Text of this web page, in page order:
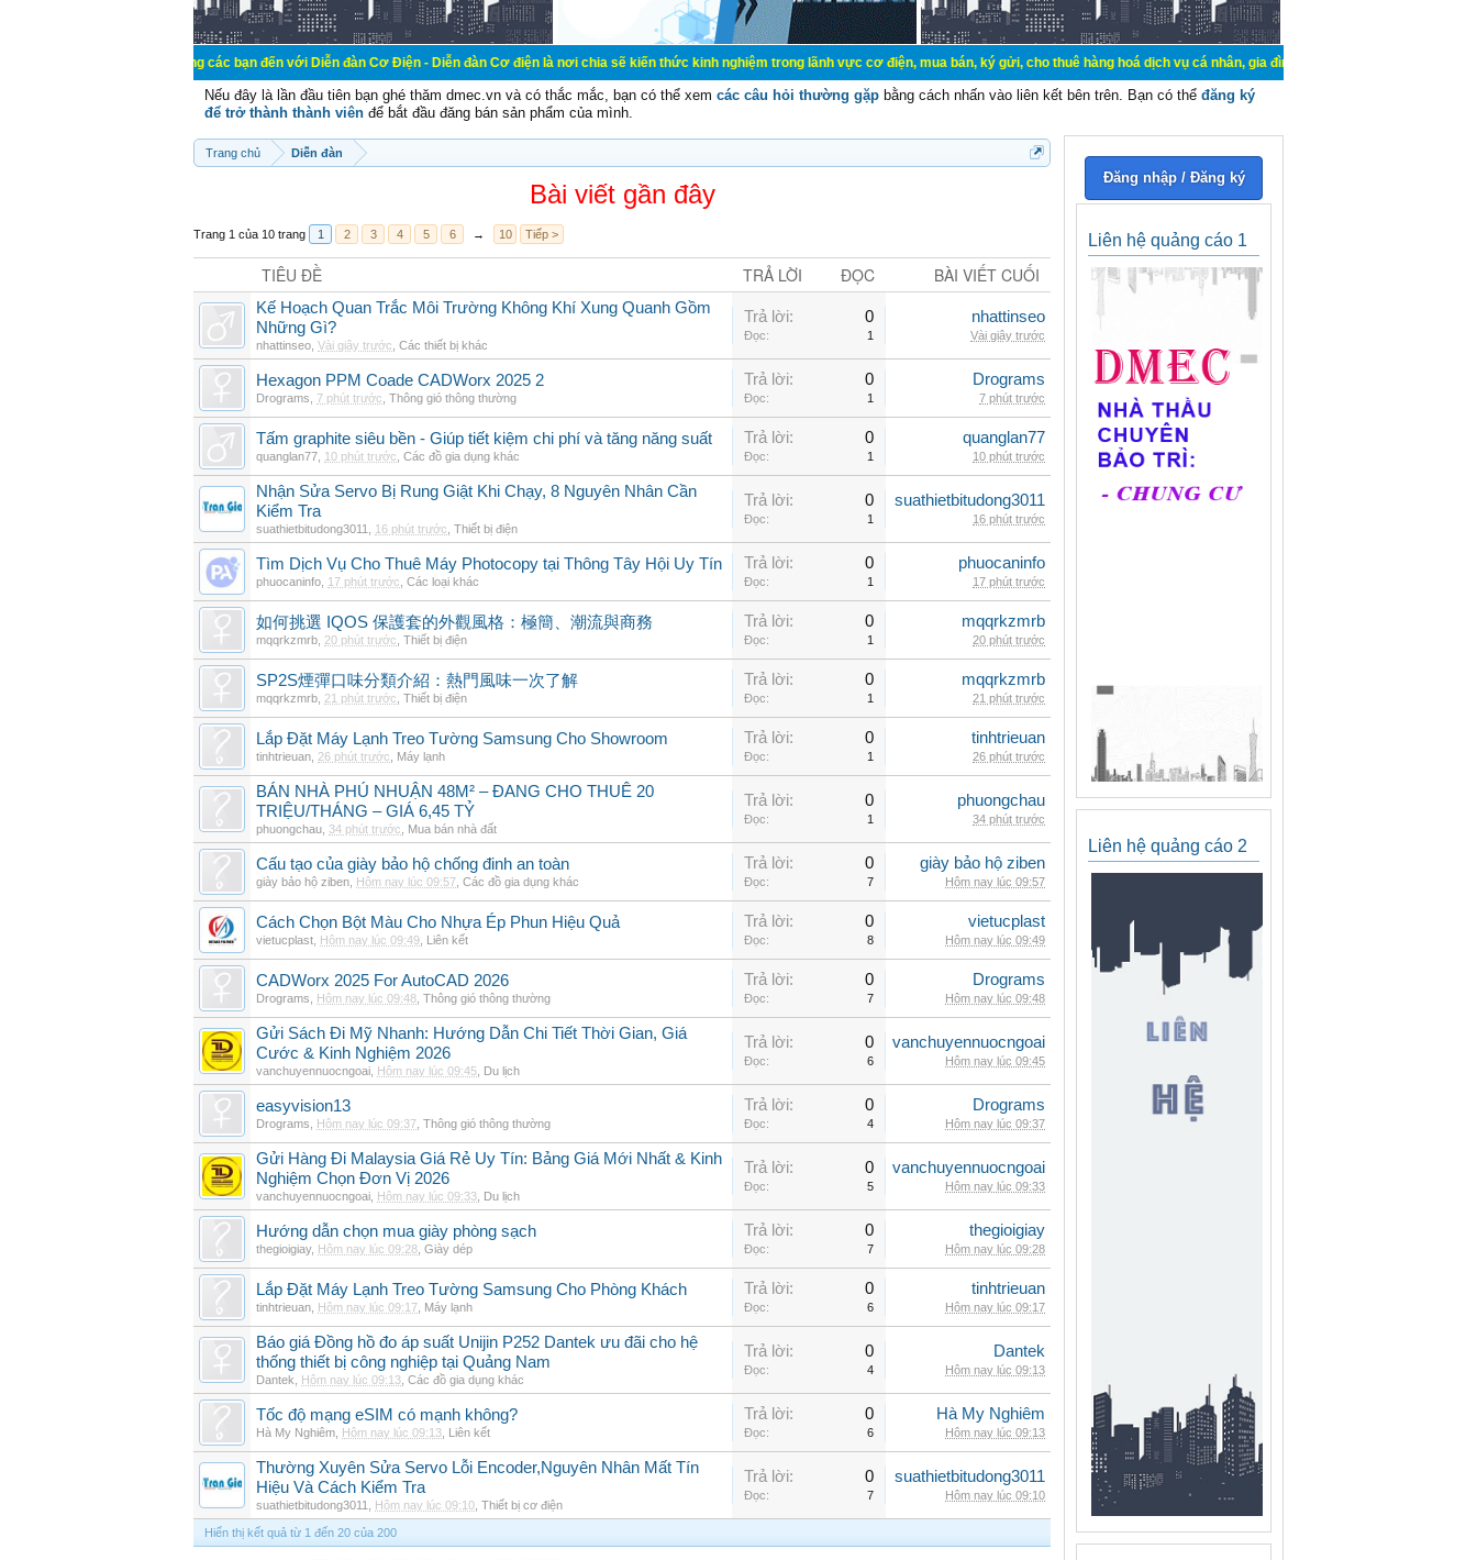
Chào mừng các bạn đến với Diễn đàn Cơ Điện - Diễn đàn Cơ điện là nơi chia sẽ kiến thức kinh nghiệm trong lãnh vực cơ điện, mua bán, ký gửi, cho thuê hàng hoá dịch vụ cá nhân, gia đình. Mua bán, ký gửi, cho thuê thiết bị
Nếu đây là lần đầu tiên bạn ghé thăm dmec.vn và có thắc mắc, bạn có thể xem các câu hỏi thường gặp bằng cách nhấn vào liên kết bên trên. Bạn có thể đăng ký
để trở thành thành viên để bắt đầu đăng bán sản phẩm của mình.
Trang chủ Diễn đàn
Bài viết gần đây
Trang 1 của 10 trang 1 2 3 4 5 6 → 10 Tiếp >
TIÊU ĐỀ TRẢ LỜI ĐỌC BÀI VIẾT CUỐI
Kế Hoạch Quan Trắc Môi Trường Không Khí Xung Quanh Gồm
Những Gì?
nhattinseo Vài giây trước Các thiết bị khác
Trả lời: 0
Đọc: 1
nhattinseo
Vài giây trước
Hexagon PPM Coade CADWorx 2025 2
Drograms 7 phút trước Thông gió thông thường
Trả lời: 0
Đọc: 1
Drograms
7 phút trước
Tấm graphite siêu bền - Giúp tiết kiệm chi phí và tăng năng suất
quanglan77 10 phút trước Các đồ gia dụng khác
Trả lời: 0
Đọc: 1
quanglan77
10 phút trước
Nhận Sửa Servo Bị Rung Giật Khi Chạy, 8 Nguyên Nhân Cần
Kiểm Tra
suathietbitudong3011 16 phút trước Thiết bị điện
Trả lời: 0
Đọc: 1
suathietbitudong3011
16 phút trước
Tìm Dịch Vụ Cho Thuê Máy Photocopy tại Thông Tây Hội Uy Tín
phuocaninfo 17 phút trước Các loại khác
Trả lời: 0
Đọc: 1
phuocaninfo
17 phút trước
如何挑選 IQOS 保護套的外觀風格：極簡、潮流與商務
mqqrkzmrb 20 phút trước Thiết bị điện
Trả lời: 0
Đọc: 1
mqqrkzmrb
20 phút trước
SP2S煙彈口味分類介紹：熱門風味一次了解
mqqrkzmrb 21 phút trước Thiết bị điện
Trả lời: 0
Đọc: 1
mqqrkzmrb
21 phút trước
Lắp Đặt Máy Lạnh Treo Tường Samsung Cho Showroom
tinhtrieuan 26 phút trước Máy lạnh
Trả lời: 0
Đọc: 1
tinhtrieuan
26 phút trước
BÁN NHÀ PHÚ NHUẬN 48M² – ĐANG CHO THUÊ 20
TRIỆU/THÁNG – GIÁ 6,45 TỶ
phuongchau 34 phút trước Mua bán nhà đất
Trả lời: 0
Đọc: 1
phuongchau
34 phút trước
Cấu tạo của giày bảo hộ chống đinh an toàn
giày bảo hộ ziben Hôm nay lúc 09:57 Các đồ gia dụng khác
Trả lời: 0
Đọc: 7
giày bảo hộ ziben
Hôm nay lúc 09:57
Cách Chọn Bột Màu Cho Nhựa Ép Phun Hiệu Quả
vietucplast Hôm nay lúc 09:49 Liên kết
Trả lời: 0
Đọc: 8
vietucplast
Hôm nay lúc 09:49
CADWorx 2025 For AutoCAD 2026
Drograms Hôm nay lúc 09:48 Thông gió thông thường
Trả lời: 0
Đọc: 7
Drograms
Hôm nay lúc 09:48
Gửi Sách Đi Mỹ Nhanh: Hướng Dẫn Chi Tiết Thời Gian, Giá
Cước & Kinh Nghiệm 2026
vanchuyennuocngoai Hôm nay lúc 09:45 Du lịch
Trả lời: 0
Đọc: 6
vanchuyennuocngoai
Hôm nay lúc 09:45
easyvision13
Drograms Hôm nay lúc 09:37 Thông gió thông thường
Trả lời: 0
Đọc: 4
Drograms
Hôm nay lúc 09:37
Gửi Hàng Đi Malaysia Giá Rẻ Uy Tín: Bảng Giá Mới Nhất & Kinh
Nghiệm Chọn Đơn Vị 2026
vanchuyennuocngoai Hôm nay lúc 09:33 Du lịch
Trả lời: 0
Đọc: 5
vanchuyennuocngoai
Hôm nay lúc 09:33
Hướng dẫn chọn mua giày phòng sạch
thegioigiay, Hôm nay lúc 09:28 Giày dép
Trả lời: 0
Đọc: 7
thegioigiay
Hôm nay lúc 09:28
Lắp Đặt Máy Lạnh Treo Tường Samsung Cho Phòng Khách
tinhtrieuan Hôm nay lúc 09:17 Máy lạnh
Trả lời: 0
Đọc: 6
tinhtrieuan
Hôm nay lúc 09:17
Báo giá Đồng hồ đo áp suất Unijin P252 Dantek ưu đãi cho hệ
thống thiết bị công nghiệp tại Quảng Nam
Dantek Hôm nay lúc 09:13 Các đồ gia dụng khác
Trả lời: 0
Đọc: 4
Dantek
Hôm nay lúc 09:13
Tốc độ mạng eSIM có mạnh không?
Hà My Nghiêm Hôm nay lúc 09:13 Liên kết
Trả lời: 0
Đọc: 6
Hà My Nghiêm
Hôm nay lúc 09:13
Thường Xuyên Sửa Servo Lỗi Encoder,Nguyên Nhân Mất Tín
Hiệu Và Cách Kiểm Tra
suathietbitudong3011 Hôm nay lúc 09:10 Thiết bị cơ điện
Trả lời: 0
Đọc: 7
suathietbitudong3011
Hôm nay lúc 09:10
Hiển thị kết quả từ 1 đến 20 của 200
Đăng nhập / Đăng ký
Liên hệ quảng cáo 1
Liên hệ quảng cáo 2